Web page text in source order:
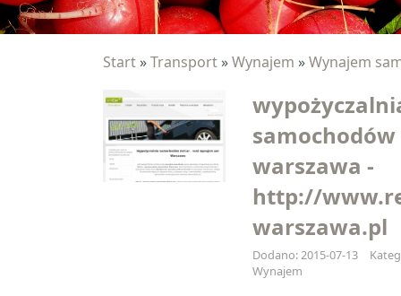
Start »Transport »Wynajem »Wynajem
warszawa -
http://
warszawa.pl
Dodano: 2015-07-13
Wynajem